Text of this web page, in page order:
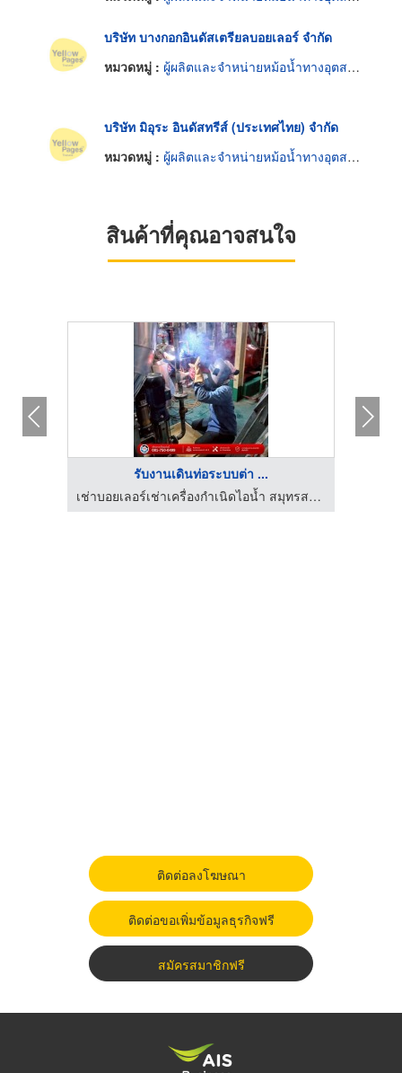
บริษัท บางกอกอินดัสเตรียลบอยเลอร์ จำกัด
หมวดหมู่ : ผู้ผลิตและจำหน่ายหม้อน้ำทางอุตสาหกรรม
บริษัท มิอุระ อินดัสทรีส์ (ประเทศไทย) จำกัด
หมวดหมู่ : ผู้ผลิตและจำหน่ายหม้อน้ำทางอุตสาหกรรม
สินค้าที่คุณอาจสนใจ
รับงานเดินท่อระบบต่า ...
เช่าบอยเลอร์เช่าเครื่องกำเนิดไอน้ำ สมุทรสาคร
ติดต่อลงโฆษณา
ติดต่อขอเพิ่มข้อมูลธุรกิจฟรี
สมัครสมาชิกฟรี